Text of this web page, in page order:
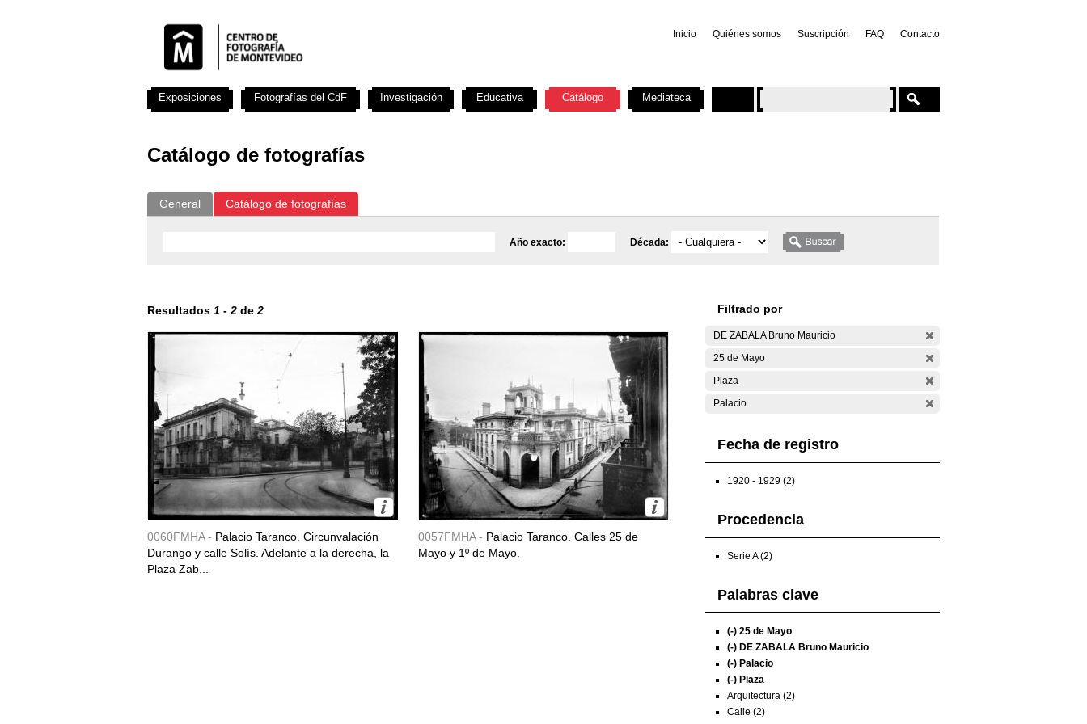
Inicio Quiénes somos Suscripción FAQ Contacto
Catálogo de fotografías
General Catálogo de fotografías
Año exacto: Década:
Resultados 1 - 2 de 2
0060FMHA - Palacio Taranco. Circunvalación
Durango y calle Solís. Adelante a la derecha, la
Plaza Zab...
0057FMHA - Palacio Taranco. Calles 25 de
Mayo y 1º de Mayo.
Filtrado por
DE ZABALA Bruno Mauricio
25 de Mayo
Plaza
Palacio
Fecha de registro
1920 - 1929 (2)
Procedencia
Serie A (2)
Palabras clave
(-) 25 de Mayo
(-) DE ZABALA Bruno Mauricio
(-) Palacio
(-) Plaza
Arquitectura (2)
Calle (2)
Exposiciones Fotografías del CdF Investigación Educativa Catálogo Mediateca